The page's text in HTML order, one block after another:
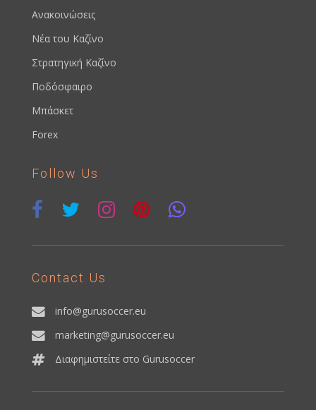
Ανακοινώσεις
Νέα του Καζίνο
Στρατηγική Καζίνο
Ποδόσφαιρο
Μπάσκετ
Forex
Follow Us
Contact Us
info@gurusoccer.eu
marketing@gurusoccer.eu
Διαφημιστείτε στο Gurusoccer